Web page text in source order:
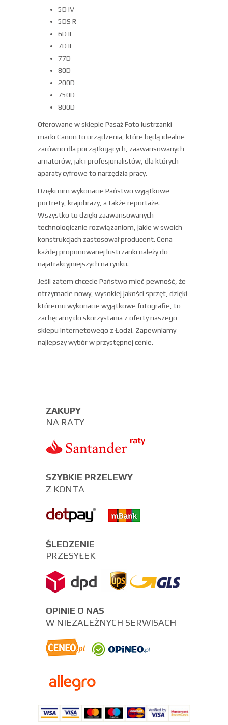
5D IV
5DS R
6D II
7D II
77D
80D
200D
750D
800D
Oferowane w sklepie Pasaż Foto lustrzanki
marki Canon to urządzenia, które będą idealne
zarówno dla początkujących, zaawansowanych
amatorów, jak i profesjonalistów, dla których
aparaty cyfrowe to narzędzia pracy.
Dzięki nim wykonacie Państwo wyjątkowe
portrety, krajobrazy, a także reportaże.
Wszystko to dzięki zaawansowanych
technologicznie rozwiązaniom, jakie w swoich
konstrukcjach zastosował producent. Cena
każdej proponowanej lustrzanki należy do
najatrakcyjniejszych na rynku.
Jeśli zatem chcecie Państwo mieć pewność, że
otrzymacie nowy, wysokiej jakości sprzęt, dzięki
któremu wykonacie wyjątkowe fotografie, to
zachęcamy do skorzystania z oferty naszego
sklepu internetowego z Łodzi. Zapewniamy
najlepszy wybór w przystępnej cenie.
ZAKUPY
NA RATY
SZYBKIE PRZELEWY
Z KONTA
ŚLEDZENIE
PRZESYŁEK
OPINIE O NAS
W NIEZALEŻNYCH SERWISACH